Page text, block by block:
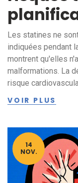
Les statines ne
indiquées pendant
montrent qu'elles
malformations. La
risque
VOIR PLUS
14
NOV.